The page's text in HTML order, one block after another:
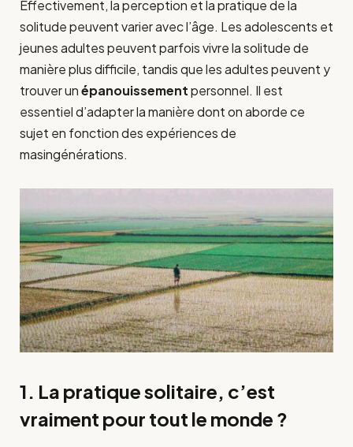
Effectivement, la perception et la pratique de la
solitude peuvent varier avec l’âge. Les adolescents et
jeunes adultes peuvent parfois vivre la solitude de
manière plus difficile, tandis que les adultes peuvent y
trouver unépanouissementpersonnel. Il est
essentiel d’adapter la manière dont on aborde ce
sujet en fonction des expériences de
masingénérations.
1. La pratique solitaire, c’est
vraiment pour tout le monde ?